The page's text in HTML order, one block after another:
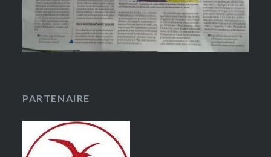
PARTENAIRE